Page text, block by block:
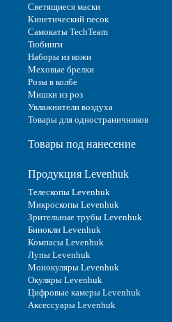
Светящиеся маски
Кинетический песок
Самокаты TechTeam
Тюбинги
Наборы из кожи
Меховые брелки
Розы в колбе
Мишки из роз
Увлажнители воздуха
Товары для одностраничников
Товары под нанесение
Продукция Levenhuk
Телескопы Levenhuk
Микроскопы Levenhuk
Зрительные трубы Levenhuk
Бинокли Levenhuk
Компасы Levenhuk
Лупы Levenhuk
Монокуляры Levenhuk
Окуляры Levenhuk
Цифровые камеры Levenhuk
Аксессуары Levenhuk